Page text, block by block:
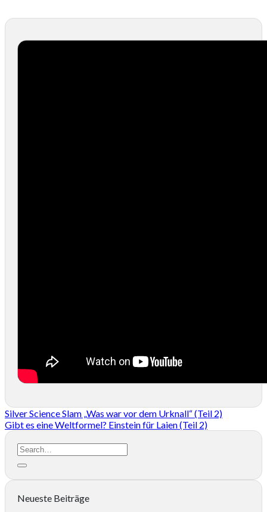
Silver Science Slam „Was war vor dem Urknall“ (Teil 2)
Gibt es eine Weltformel? Einstein für Laien (Teil 2)
Neueste Beiträge